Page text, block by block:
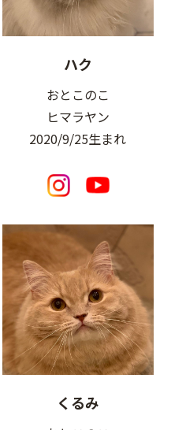
ハク
おとこのこ
ヒマラヤン
2020/9/25生まれ
くるみ